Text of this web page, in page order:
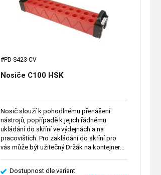
#PD-S423-CV
Nosiče C100 HSK
Nosič slouží k pohodlnému přenášení
nástrojů, popřípadě k jejich řádnému
ukládání do skříní ve výdejnách a na
pracovištích. Pro zakládání do skříní pro
vás může být užitečný Držák na kontejner
Dostupnost dle variant